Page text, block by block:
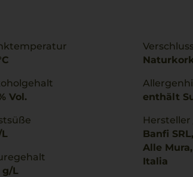
Vol.
L
g/L
enthält
Banfi
Alle
Italia